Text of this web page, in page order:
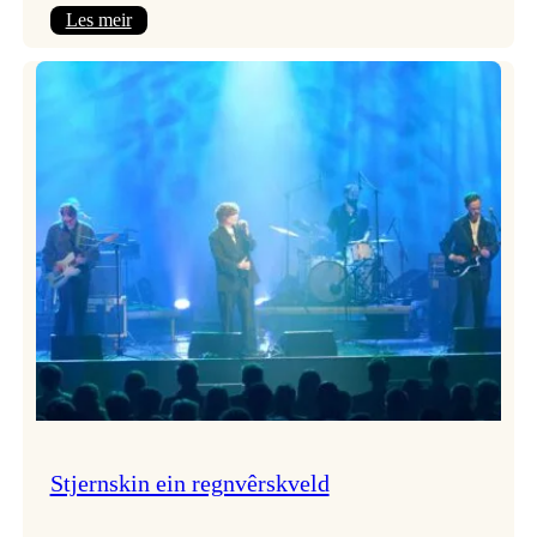
Les meir:
&
Haltli
Stjernskin ein regnvêrskveld